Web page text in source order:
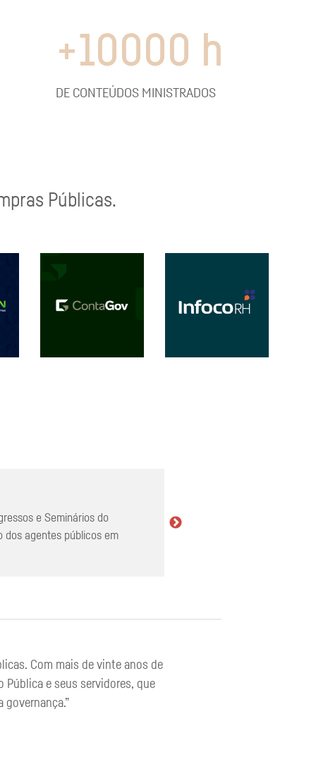
+10000 h
DE CONTEÚDOS MINISTRADOS
Públicas.
e Seminários do
agentes públicos em
Com mais de vinte anos de
e seus servidores, que